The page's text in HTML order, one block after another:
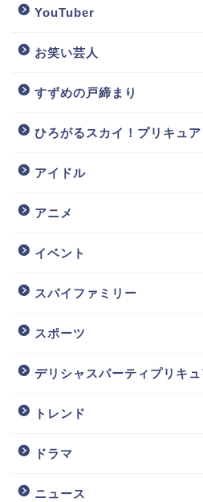
YouTuber
お笑い芸人
すずめの戸締まり
ひろがるスカイ！プリキュア
アイドル
アニメ
イベント
スパイファミリー
スポーツ
デリシャスパーティプリキュ
トレンド
ドラマ
ニュース